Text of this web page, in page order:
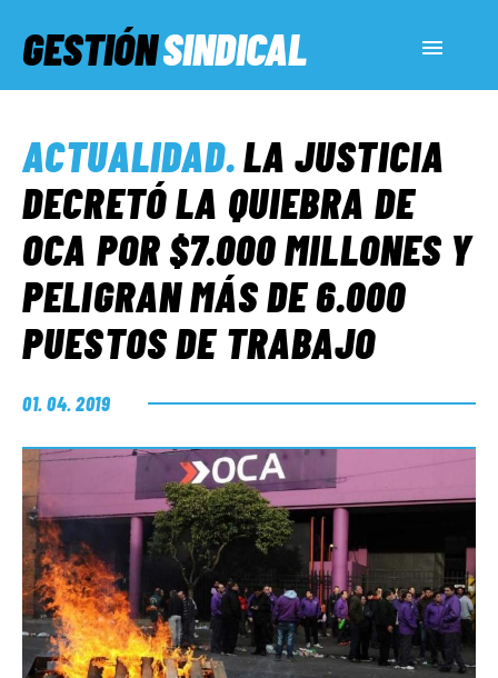
GESTIÓNSINDICAL
SERVICIOS SOCIALES
INFORMES ESPECIALES
FUERA DE MEGÁFONO
EL LADO «G»
ACTUALIDAD.LA JUSTICIA
DECRETÓ LA QUIEBRA DE
OCA POR $7.000 MILLONES Y
PELIGRAN MÁS DE 6.000
PUESTOS DE TRABAJO
01. 04. 2019